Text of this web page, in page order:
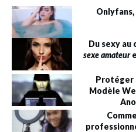
Du sexy au
sexe amateur
Protéger
Modèle